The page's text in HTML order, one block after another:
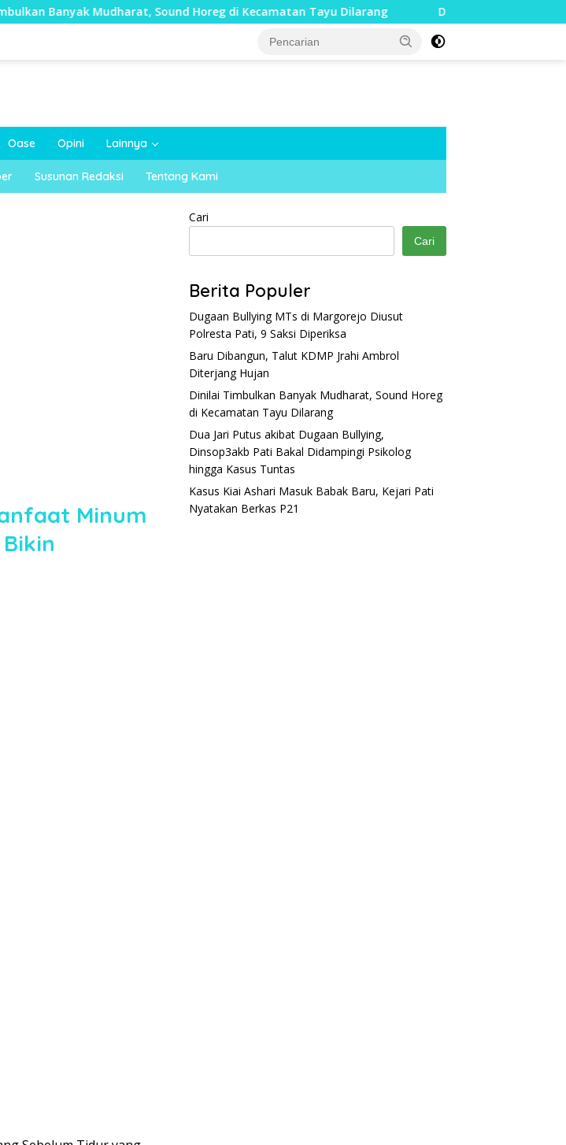
Mudharat, Sound Horeg di Kecamatan Tayu Dilarang Dua Jari Putus akibat Dugaan
Oase Opini Lainnya
Susunan Redaksi Tentang Kami
Minum
Cari
Cari
Berita Populer
Dugaan Bullying MTs di Margorejo Diusut
Polresta Pati, 9 Saksi Diperiksa
Baru Dibangun, Talut KDMP Jrahi Ambrol
Diterjang Hujan
Dinilai Timbulkan Banyak Mudharat, Sound Horeg
di Kecamatan Tayu Dilarang
Dua Jari Putus akibat Dugaan Bullying,
Dinsop3akb Pati Bakal Didampingi Psikolog
hingga Kasus Tuntas
Kasus Kiai Ashari Masuk Babak Baru, Kejari Pati
Nyatakan Berkas P21